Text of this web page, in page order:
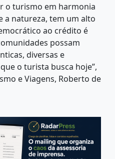
o turismo em harmonia
a natureza, tem um alto
ao crédito é
possam
diversas e
o turista busca hoje”,
e Viagens, Roberto de